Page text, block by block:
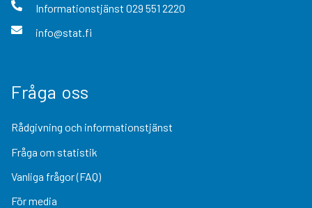
Informationstjänst 029 551 2220
info@stat.fi
Fråga oss
Rådgivning och informationstjänst
Fråga om statistik
Vanliga frågor (FAQ)
För media